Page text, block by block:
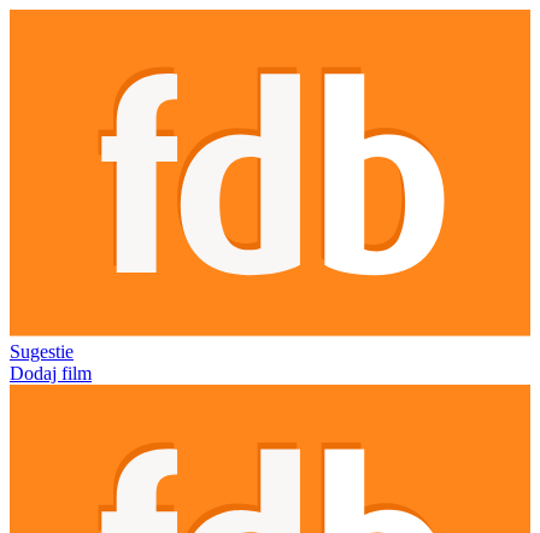
Sugestie
Dodaj film